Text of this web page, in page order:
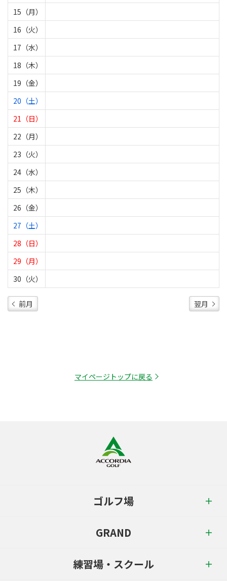
15（月）
16（火）
17（水）
18（木）
19（金）
20（土）
21（日）
22（月）
23（火）
24（水）
25（木）
26（金）
27（土）
28（日）
29（月）
30（火）
前月 翌月
マイページトップに戻る
ゴルフ場
GRAND
練習場・スクール